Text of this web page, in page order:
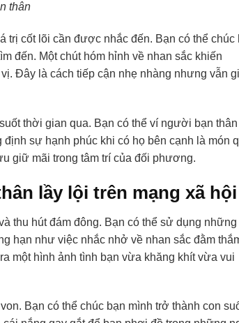
thân
trị cốt lõi cần được nhắc đến. Bạn có thể chúc
đến. Một chút hóm hỉnh về nhan sắc khiến
Đây là cách tiếp cận nhẹ nhàng nhưng vẫn
thời gian qua. Bạn có thể ví người bạn thân
sự hạnh phúc khi có họ bên cạnh là món
giữ mãi trong tâm trí của đối phương.
lầy lội trên mạng xã hội
thu hút đám đông. Bạn có thể sử dụng những
hạn như việc nhắc nhở về nhan sắc đằm
một hình ảnh tình bạn vừa khăng khít vừa vui
Bạn có thể chúc bạn mình trở thành con